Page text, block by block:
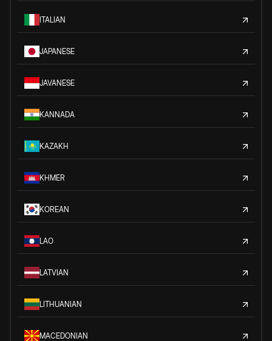
ITALIAN
JAPANESE
JAVANESE
KANNADA
KAZAKH
KHMER
KOREAN
LAO
LATVIAN
LITHUANIAN
MACEDONIAN